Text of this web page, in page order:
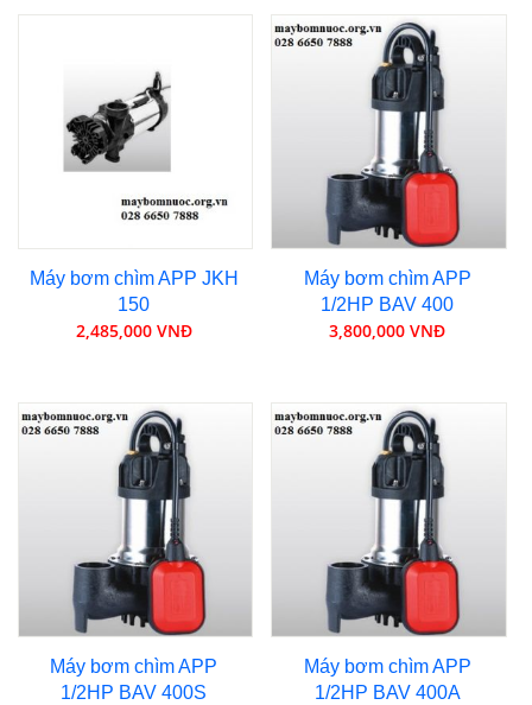
Máy bơm chìm APP JKH
150
2,485,000 VNĐ
Máy bơm chìm APP
1/2HP BAV 400
3,800,000 VNĐ
Máy bơm chìm APP
1/2HP BAV 400S
Máy bơm chìm APP
1/2HP BAV 400A